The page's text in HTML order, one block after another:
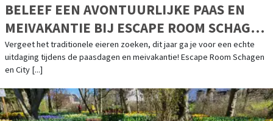
BELEEF EEN AVONTUURLIJKE PAAS EN
MEIVAKANTIE BIJ ESCAPE ROOM SCHAGEN
& CITY ADVENTURES!
Vergeet het traditionele eieren zoeken, dit jaar ga je voor een echte
uitdaging tijdens de paasdagen en meivakantie! Escape Room Schagen
en City [...]